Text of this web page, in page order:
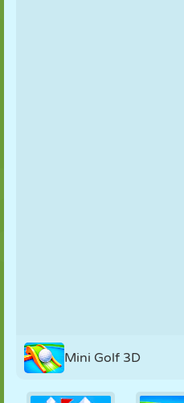
Mini Golf 3D